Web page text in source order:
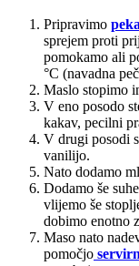
Pripravimo
sprejem proti
pomokamo ali
°C (navadna
Maslo stopimo
V eno posodo
kakav, pecilni
V drugi posodi
vanilijo.
Nato dodamo
Dodamo še
vlijemo še
dobimo enotno
Maso nato
pomočjo